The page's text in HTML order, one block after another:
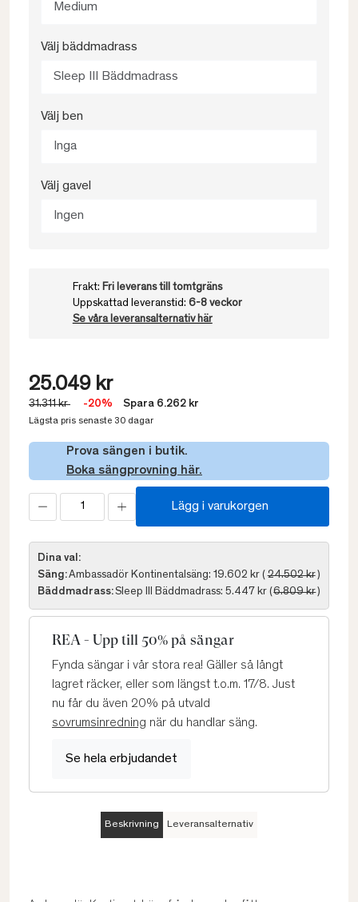
Medium
Välj bäddmadrass
Sleep III Bäddmadrass
Välj ben
Inga
Välj gavel
Ingen
Frakt: Fri leverans till tomtgräns
Uppskattad leveranstid: 6-8 veckor
Se våra leveransalternativ här
25.049 kr
31.311 kr -20% Spara 6.262 kr
Lägsta pris senaste 30 dagar
Prova sängen i butik.
Boka sängprovning här.
Lägg i varukorgen
Dina val:
Säng:Ambassadör Kontinentalsäng: 19.602 kr ( 24.502 kr )
Bäddmadrass:Sleep III Bäddmadrass: 5.447 kr (6.809 kr)
REA - Upp till 50% på sängar
Fynda sängar i vår stora rea! Gäller så långt
lagret räcker, eller som längst t.o.m. 17/8. Just
nu får du även 20% på utvald
sovrumsinredning när du handlar säng.
Se hela erbjudandet
Beskrivning Leveransalternativ